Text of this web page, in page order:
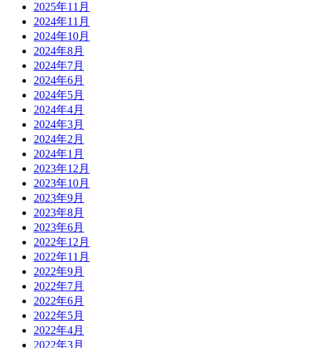
2025年11月
2024年11月
2024年10月
2024年8月
2024年7月
2024年6月
2024年5月
2024年4月
2024年3月
2024年2月
2024年1月
2023年12月
2023年10月
2023年9月
2023年8月
2023年6月
2022年12月
2022年11月
2022年9月
2022年7月
2022年6月
2022年5月
2022年4月
2022年3月